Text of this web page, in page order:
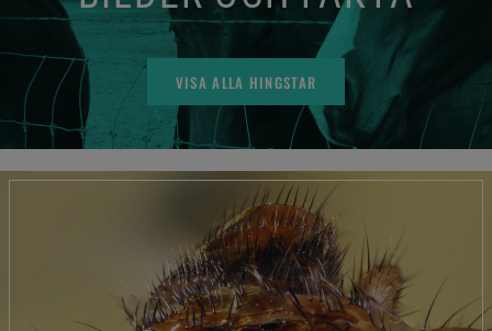
VISA ALLA HINGSTAR